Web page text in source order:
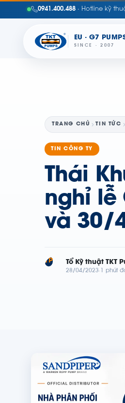
0941.400.488 · Hotline kỹ
EU · G7
SINCE · 2007
TRANG CHỦ TIN TỨC
TIN CÔNG TY
Thái
nghỉ lễ
và 30/
TP Tổ Kỹ thuật TKT
28/04/2023 1 phút